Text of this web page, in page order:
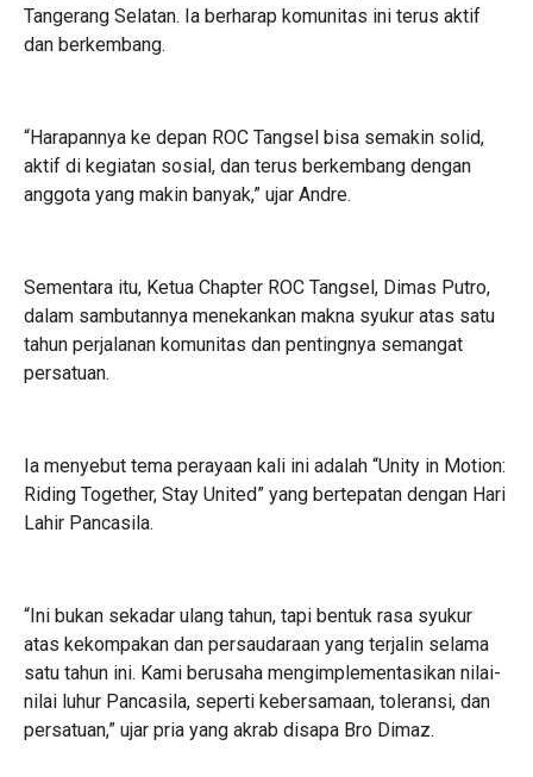
Tangerang Selatan. Ia berharap komunitas ini terus aktif
dan berkembang.
“Harapannya ke depan ROC Tangsel bisa semakin solid,
aktif di kegiatan sosial, dan terus berkembang dengan
anggota yang makin banyak,” ujar Andre.
Sementara itu, Ketua Chapter ROC Tangsel, Dimas Putro,
dalam sambutannya menekankan makna syukur atas satu
tahun perjalanan komunitas dan pentingnya semangat
persatuan.
Ia menyebut tema perayaan kali ini adalah “Unity in Motion:
Riding Together, Stay United” yang bertepatan dengan Hari
Lahir Pancasila.
“Ini bukan sekadar ulang tahun, tapi bentuk rasa syukur
atas kekompakan dan persaudaraan yang terjalin selama
satu tahun ini. Kami berusaha mengimplementasikan nilai-
nilai luhur Pancasila, seperti kebersamaan, toleransi, dan
persatuan,” ujar pria yang akrab disapa Bro Dimaz.